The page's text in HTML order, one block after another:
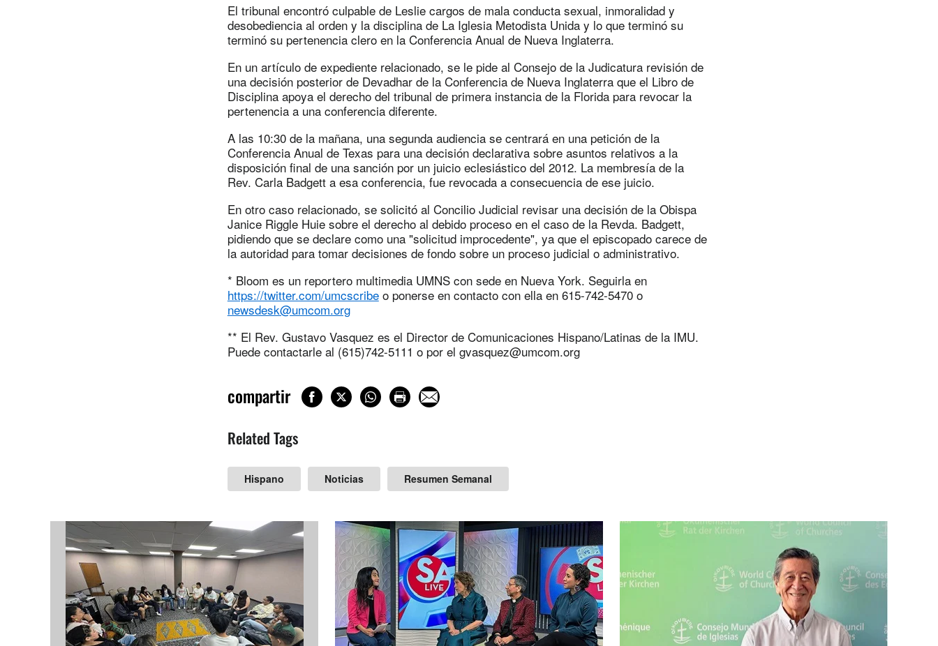
El tribunal encontró culpable de Leslie cargos de mala conducta sexual, inmoralidad y
desobediencia al orden y la disciplina de La Iglesia Metodista Unida y lo que terminó su
terminó su pertenencia clero en la Conferencia Anual de Nueva Inglaterra.
En un artículo de expediente relacionado, se le pide al Consejo de la Judicatura revisión de
una decisión posterior de Devadhar de la Conferencia de Nueva Inglaterra que el Libro de
Disciplina apoya el derecho del tribunal de primera instancia de la Florida para revocar la
pertenencia a una conferencia diferente.
A las 10:30 de la mañana, una segunda audiencia se centrará en una petición de la
Conferencia Anual de Texas para una decisión declarativa sobre asuntos relativos a la
disposición final de una sanción por un juicio eclesiástico del 2012. La membresía de la
Rev. Carla Badgett a esa conferencia, fue revocada a consecuencia de ese juicio.
En otro caso relacionado, se solicitó al Concilio Judicial revisar una decisión de la Obispa
Janice Riggle Huie sobre el derecho al debido proceso en el caso de la Revda. Badgett,
pidiendo que se declare como una "solicitud improcedente", ya que el episcopado carece de
la autoridad para tomar decisiones de fondo sobre un proceso judicial o administrativo.
* Bloom es un reportero multimedia UMNS con sede en Nueva York. Seguirla en
https://twitter.com/umcscribeo ponerse en contacto con ella en 615-742-5470 o
newsdesk@umcom.org
** El Rev. Gustavo Vasquez es el Director de Comunicaciones Hispano/Latinas de la IMU.
Puede contactarle al (615)742-5111 o por el gvasquez@umcom.org
compartir
Related Tags
Hispano Noticias Resumen Semanal